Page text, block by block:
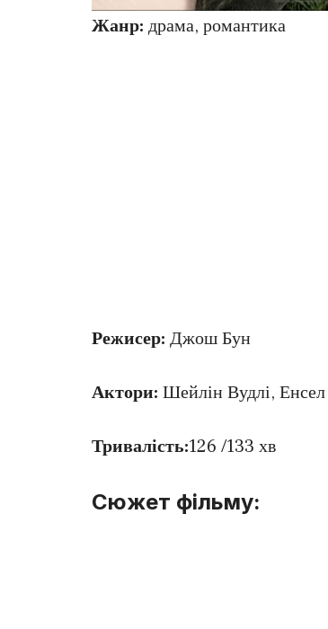
Жанр: драма, романтика
Режисер: Джош Бун
Актори: Шейлін Вудлі,
Тривалість:126 /133 хв
Сюжет фільму: